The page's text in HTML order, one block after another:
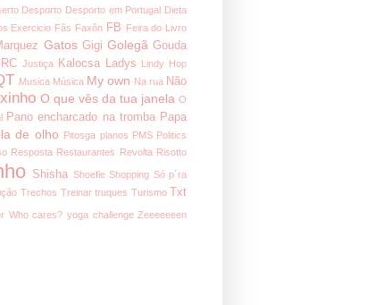
Desporto Desporto em Portugal Dieta
Exercicio Fãs Faxôn FB Feira do Livro
Gatos Gigi Golegã Gouda
Justiça Kalocsa Ladys Lindy Hop
Musica Música My own Na rua Não
O que vês da tua janela O
Pano encharcado na tromba Papa
de olho Pitosga planos PMS Politics
Resposta Restaurantes Revolta Risotto
Shisha Shoefie Shopping Só p´ra
Trechos Treinar truques Turismo Txt
Who cares? yoga challenge Zeeeeeeen